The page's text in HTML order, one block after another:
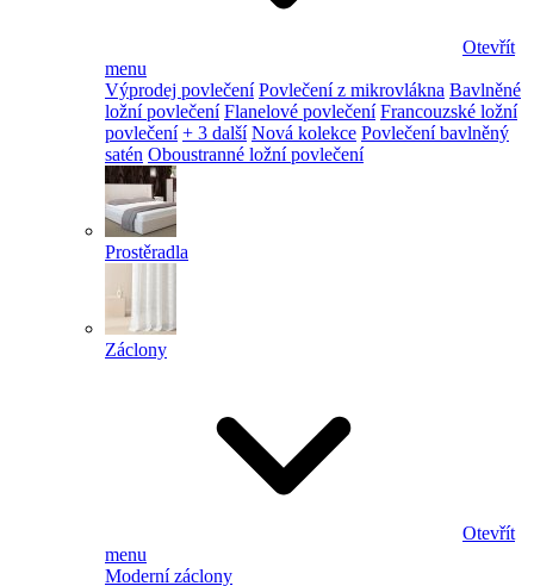
Otevřít
menu
Výprodej povlečení Povlečení z mikrovlákna Bavlněné
ložní povlečení Flanelové povlečení Francouzské ložní
povlečení + 3 další Nová kolekce Povlečení bavlněný
satén Oboustranné ložní povlečení
Prostěradla
Záclony
Otevřít
menu
Moderní záclony